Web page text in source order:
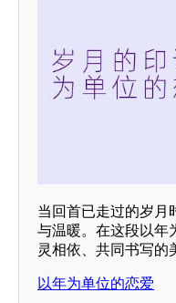
当回首已走过的岁月
与温暖。在这段以年
灵相依、共同书写的
以年为单位的恋爱